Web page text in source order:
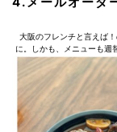
大阪のフレンチと言えば
に。しかも、メニューも週